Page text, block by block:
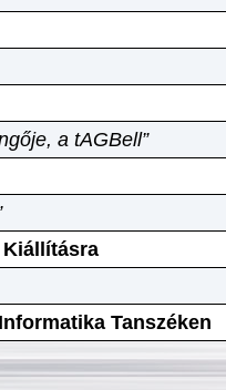
a tAGBell”
Kiállításra
Tanszéken